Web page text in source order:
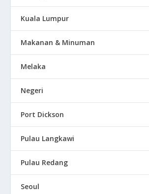
Kuala Lumpur
Makanan & Minuman
Melaka
Negeri
Port Dickson
Pulau Langkawi
Pulau Redang
Seoul